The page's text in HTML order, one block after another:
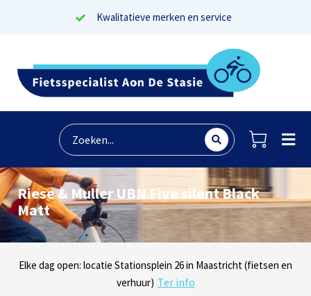
Kwalitatieve merken en service
Riese & Muller UBN Five silent Black
Matt
Dinsdag t/m zaterdag geopen: locaties Sphinxlunet 1 in Maastricht
(e-bikes) en Maaseikersteenweg 183 in Lanaken (fietsen en e-
Elke dag open: locatie Stationsplein 26 in Maastricht (fietsen en
verhuur) Ter info
Onze missie? Tevreden klanten! Lees reviews